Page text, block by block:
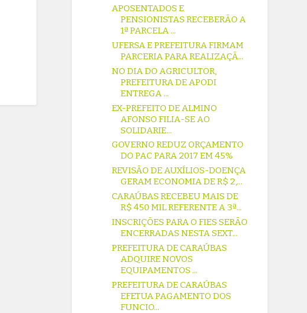
APOSENTADOS E
PENSIONISTAS RECEBERÃO A
1ª PARCELA ...
UFERSA E PREFEITURA FIRMAM
PARCERIA PARA REALIZAÇÃ...
NO DIA DO AGRICULTOR,
PREFEITURA DE APODI
ENTREGA ...
EX-PREFEITO DE ALMINO
AFONSO FILIA-SE AO
SOLIDARIE...
GOVERNO REDUZ ORÇAMENTO
DO PAC PARA 2017 EM 45%
REVISÃO DE AUXÍLIOS-DOENÇA
GERAM ECONOMIA DE R$ 2,...
CARAÚBAS RECEBEU MAIS DE
R$ 450 MIL REFERENTE A 3ª...
INSCRIÇÕES PARA O FIES SERÃO
ENCERRADAS NESTA SEXT...
PREFEITURA DE CARAÚBAS
ADQUIRE NOVOS
EQUIPAMENTOS ...
PREFEITURA DE CARAÚBAS
EFETUA PAGAMENTO DOS
FUNCIO...